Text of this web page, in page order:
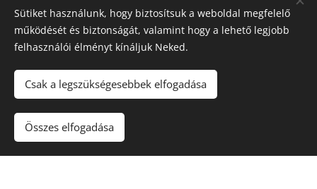
Országos azonosító:
0100/60270/2025/2300092318647
Adószám: 19419028-1-43
Webnode
Sütiket használunk, hogy biztosítsuk a weboldal megfelelő
működését és biztonságát, valamint hogy a lehető legjobb
felhasználói élményt kínáljuk Neked.
Csak a legszükségesebbek elfogadása
Összes elfogadása